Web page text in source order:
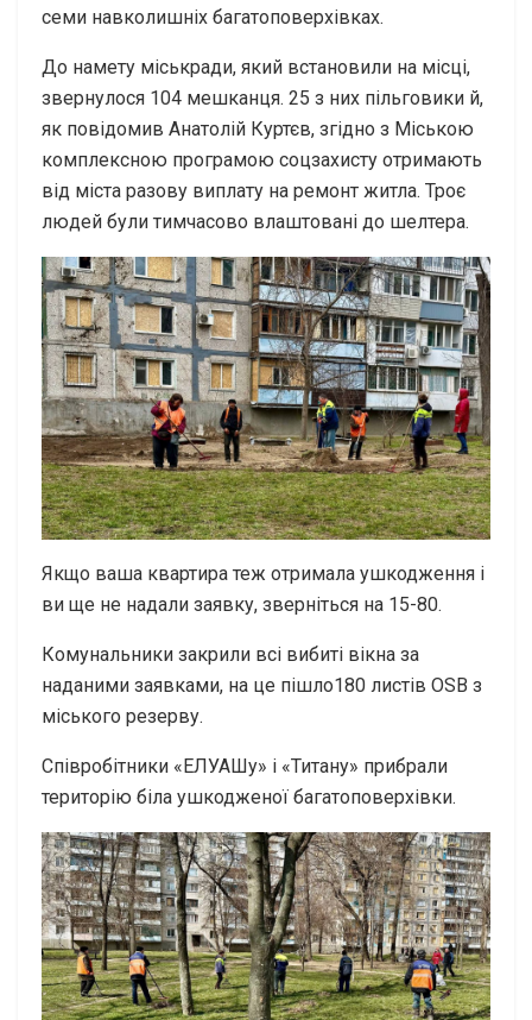
семи навколишніх багатоповерхівках.
До намету міськради, який встановили на місці,
звернулося 104 мешканця. 25 з них пільговики й,
як повідомив Анатолій Куртєв, згідно з Міською
комплексною програмою соцзахисту отримають
від міста разову виплату на ремонт житла. Троє
людей були тимчасово влаштовані до шелтера.
Якщо ваша квартира теж отримала ушкодження і
ви ще не надали заявку, зверніться на 15-80.
Комунальники закрили всі вибиті вікна за
наданими заявками, на це пішло180 листів OSB з
міського резерву.
Співробітники «ЕЛУАШу» і «Титану» прибрали
територію біла ушкодженої багатоповерхівки.